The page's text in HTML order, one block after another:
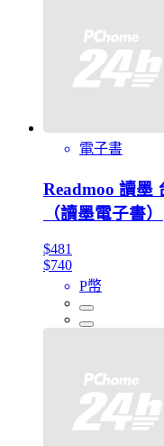
電子書
Readmoo 讀墨
（讀墨電子書）
$481
$740
P幣